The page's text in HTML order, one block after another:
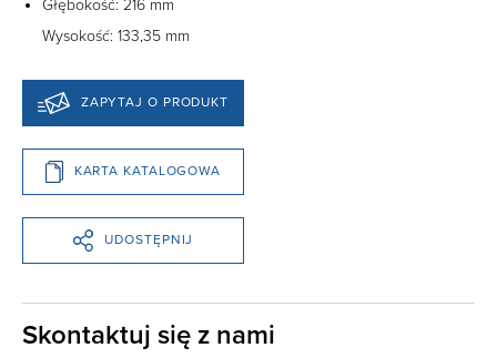
Głębokość: 216 mm
Wysokość: 133,35 mm
ZAPYTAJ O PRODUKT
KARTA KATALOGOWA
UDOSTĘPNIJ
Skontaktuj się z nami